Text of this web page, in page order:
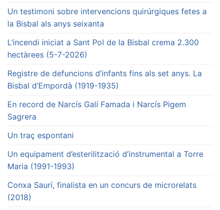
Un testimoni sobre intervencions quirúrgiques fetes a
la Bisbal als anys seixanta
L’incendi iniciat a Sant Pol de la Bisbal crema 2.300
hectàrees (5-7-2026)
Registre de defuncions d’infants fins als set anys. La
Bisbal d’Empordà (1919-1935)
En record de Narcís Galí Famada i Narcís Pigem
Sagrera
Un traç espontani
Un equipament d’esterilització d’instrumental a Torre
Maria (1991-1993)
Conxa Saurí, finalista en un concurs de microrelats
(2018)